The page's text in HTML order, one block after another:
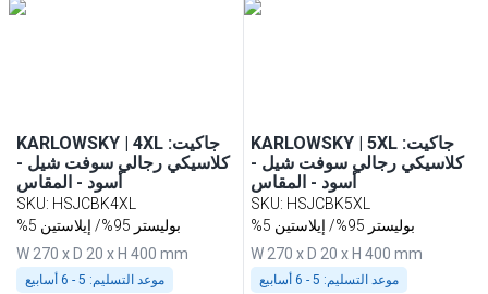
KARLOWSKY | 4XL :جاكيت
كلاسيكي رجالي سوفت شيل -
أسود - المقاس
SKU: HSJCBK4XL
%5 بوليستر 95%/ إيلاستين
W 270 x D 20 x H 400 mm
موعد التسليم:
KARLOWSKY | 5XL :جاكيت
كلاسيكي رجالي سوفت شيل -
أسود - المقاس
SKU: HSJCBK5XL
%5 بوليستر 95%/ إيلاستين
W 270 x D 20 x H 400 mm
موعد التسليم: